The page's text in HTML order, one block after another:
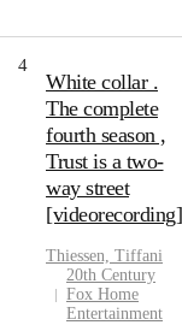
4
White collar .
The complete
fourth season ,
Trust is a two-
way street
[videorecording]
Thiessen, Tiffani
20th Century
Fox Home
Entertainment